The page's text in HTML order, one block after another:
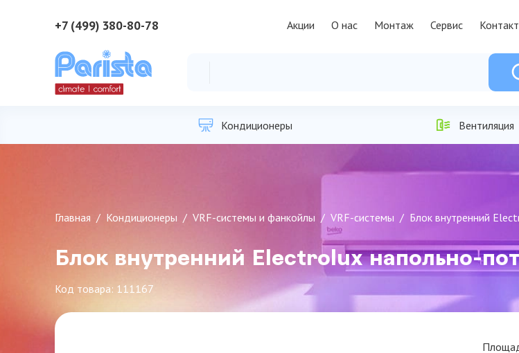
+7 (499) 380-80-78 Акции О нас Монтаж Сервис
Кондиционеры Вентиляция
Главная Кондиционеры VRF-системы и фанкойлы VRF-системы Блок внутренний
Блок внутренний Electrolux напольно-
Код товара: 111167